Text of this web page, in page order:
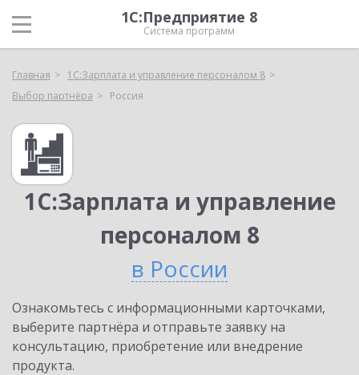
1С:Предприятие 8
Система программ
Главная
1С:Зарплата и управление персоналом 8
Выбор партнёра
Россия
1С:Зарплата и управление
персоналом 8
в России
Ознакомьтесь с информационными карточками,
выберите партнёра и отправьте заявку на
консультацию, приобретение или внедрение
продукта.